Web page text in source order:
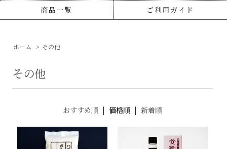
商品一覧
ご利用ガイド
ホーム > その他
その他
おすすめ順| 価格順| 新着順